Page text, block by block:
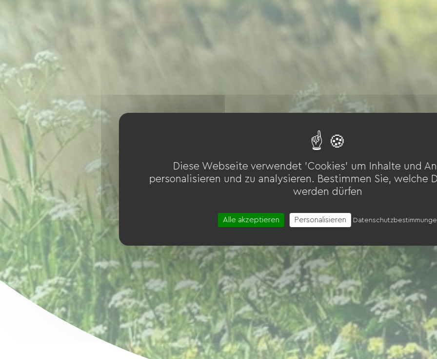
Diese Webseite verwendet 'Cookies' um Inhalte und
personalisieren und zu analysieren. Bestimmen Sie, welche
werden dürfen
Alle akzeptieren Personalisieren